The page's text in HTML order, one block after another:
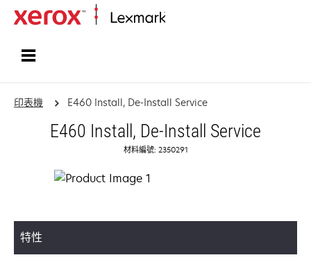
印表機 E460 Install, De-Install Service
E460 Install, De-Install Service
材料編號: 2350291
特性